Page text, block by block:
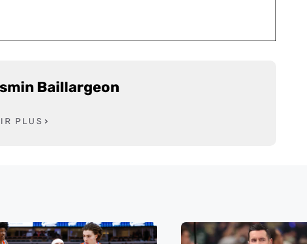
Baillargeon
PLUS